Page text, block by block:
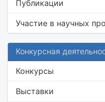
Публикации
Участие в научных
Конкурсная
Конкурсы
Выставки